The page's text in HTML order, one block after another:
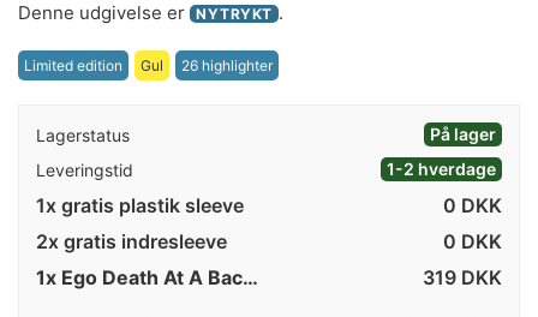
Denne udgivelse er NYTRYKT .
Limited edition Gul 26 highlighter
Lagerstatus
På lager
Leveringstid
1-2 hverdage
1x gratis plastik sleeve
0 DKK
2x gratis indresleeve
0 DKK
1x Ego Death At A Bachelorette Party på vinyl
319 DKK